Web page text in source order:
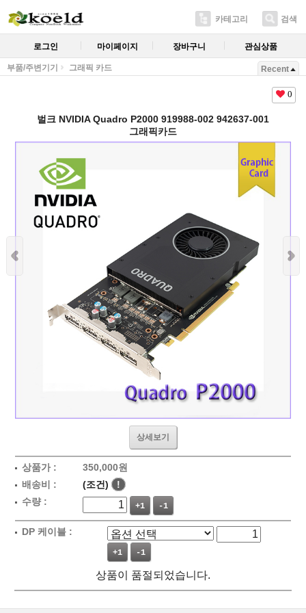
카테고리 검색
로그인 마이페이지 장바구니 관심상품
부품/주변기기 그래픽 카드 Recent
0
벌크 NVIDIA Quadro P2000 919988-002 942637-001
그래픽카드
상세보기
상품가 :
350,000원
배송비 :
(조건)
!
수량 :
+1 -1
DP 케이블 :
+1 -1
상품이 품절되었습니다.